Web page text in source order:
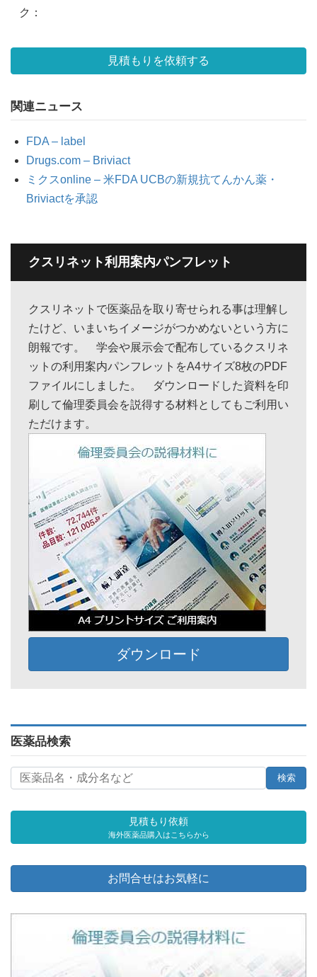
ク：
見積もりを依頼する
関連ニュース
FDA – label
Drugs.com – Briviact
ミクスonline – 米FDA UCBの新規抗てんかん薬・
Briviactを承認
クスリネット利用案内パンフレット
クスリネットで医薬品を取り寄せられる事は理解し
たけど、いまいちイメージがつかめないという方に
朗報です。 学会や展示会で配布しているクスリネ
ットの利用案内パンフレットをA4サイズ8枚のPDF
ファイルにしました。 ダウンロードした資料を印
刷して倫理委員会を説得する材料としてもご利用い
ただけます。
ダウンロード
医薬品検索
見積もり依頼
海外医薬品購入はこちらから
お問合せはお気軽に